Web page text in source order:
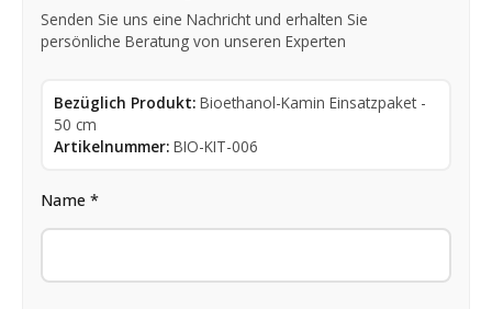
Senden Sie uns eine Nachricht und erhalten Sie
persönliche Beratung von unseren Experten
Bezüglich Produkt: Bioethanol-Kamin Einsatzpaket -
50 cm
Artikelnummer: BIO-KIT-006
Name *